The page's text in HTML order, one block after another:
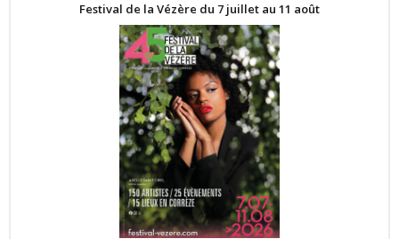
Festival de la Vézère du 7 juillet au 11 août